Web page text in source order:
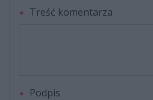
Treść komentarza
Podpis